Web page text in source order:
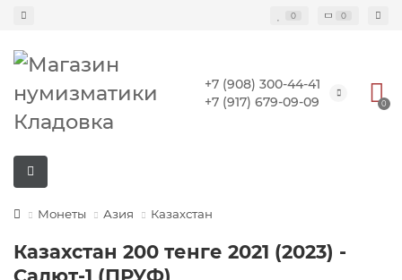
0 0
+7 (908) 300-44-41
+7 (917) 679-09-09
0
Монеты Азия Казахстан
Казахстан 200 тенге 2021 (2023) -